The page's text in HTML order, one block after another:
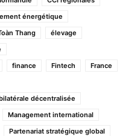
énergétique
Thang
élevage
finance Fintech
France
décentralisée
Management international
Partenariat stratégique global